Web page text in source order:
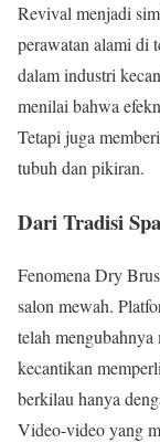
Revival menjadi
perawatan alami di
dalam industri
menilai bahwa
Tetapi juga
tubuh dan pikiran.
Dari Tradisi
Fenomena Dry
salon mewah.
telah
kecantikan
berkilau hanya
Video-video yang